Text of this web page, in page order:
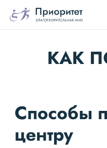
КАК
Способы
центру